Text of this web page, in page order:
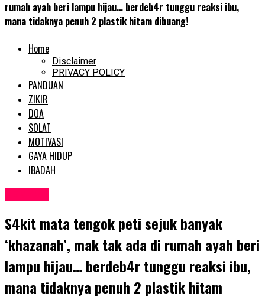
rumah ayah beri lampu hijau… berdeb4r tunggu reaksi ibu,
mana tidaknya penuh 2 plastik hitam dibuang!
Home
Disclaimer
PRIVACY POLICY
PANDUAN
ZIKIR
DOA
SOLAT
MOTIVASI
GAYA HIDUP
IBADAH
S4kit mata tengok peti sejuk banyak
‘khazanah’, mak tak ada di rumah ayah beri
lampu hijau… berdeb4r tunggu reaksi ibu,
mana tidaknya penuh 2 plastik hitam